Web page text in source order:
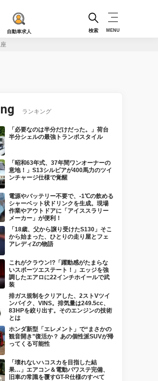
自動車求人 検索 MENU
ランキング
「必要なのは半分だけだった。」荷台
半分シェルの最強トランポスタイル
「昭和63年式、37年間ワンオーナーの
意地！」S13シルビアが400馬力のツイ
ンチャージ仕様で覚醒
電源やバッテリー不要で、-1℃の飲める
シャーベット状ドリンクを生成。現場
作業やアウトドアに「アイススラリー
メーカー」が便利！
「18歳、父から譲り受けたS130」そこ
から始まった、ひとりの走り屋とフェ
アレディZの物語
これがクラウン!?「躍動感がたまらな
いスポーツエステート！」エッジを強
調したエアロに22インチホイールで武
装
排ガス規制をクリアした、2ストVツイ
ンバイク、VINS。排気量は249.5cc、
83HPを絞り出す。そのエンジンの技術
とは
ホンダ新型「エレメント」で“まさかの
観音開き”復活か？ あの個性派SUVが帰
ってくる可能性
「壊れないハコスカを目指した結
果…」エアコン＆電動パワステ完備、
旧車の常識を覆すGT-R仕様のすべて